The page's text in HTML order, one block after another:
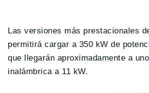
Las versiones más prestacionales
permitirá cargar a 350 kW de
que llegarán aproximadamente a
inalámbrica a 11 kW.